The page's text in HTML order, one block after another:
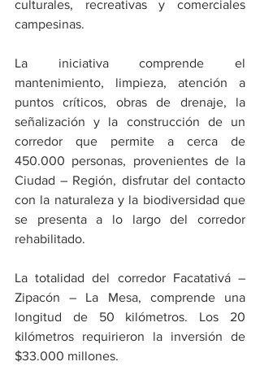
culturales, recreativas y comerciales
campesinas.
La iniciativa comprende el
mantenimiento, limpieza, atención a
puntos críticos, obras de drenaje, la
señalización y la construcción de un
corredor que permite a cerca de
450.000 personas, provenientes de la
Ciudad – Región, disfrutar del contacto
con la naturaleza y la biodiversidad que
se presenta a lo largo del corredor
rehabilitado.
La totalidad del corredor Facatativá –
Zipacón – La Mesa, comprende una
longitud de 50 kilómetros. Los 20
kilómetros requirieron la inversión de
$33.000 millones.